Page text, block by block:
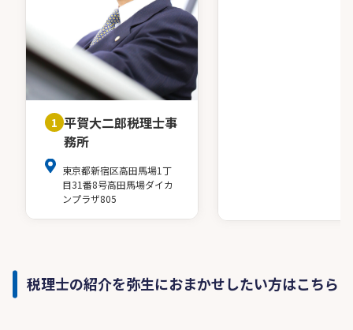
1 平賀大二郎税理士事
務所
東京都新宿区高田馬場1丁
目31番8号高田馬場ダイカ
ンプラザ805
税理士の紹介を弥生におまかせしたい方はこちら